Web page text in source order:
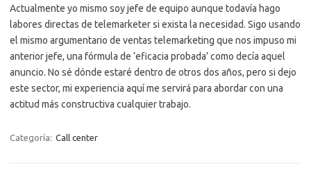
Actualmente yo mismo soy jefe de equipo aunque todavía hago
labores directas de telemarketer si exista la necesidad. Sigo usando
el mismo argumentario de ventas telemarketing que nos impuso mi
anterior jefe, una fórmula de ‘eficacia probada’ como decía aquel
anuncio. No sé dónde estaré dentro de otros dos años, pero si dejo
este sector, mi experiencia aquí me servirá para abordar con una
actitud más constructiva cualquier trabajo.
Categoría: Call center